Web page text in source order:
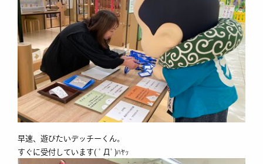
早速、遊びたいデッチーくん。
すぐに受付しています( ﾟДﾟ)ﾊﾔｯ